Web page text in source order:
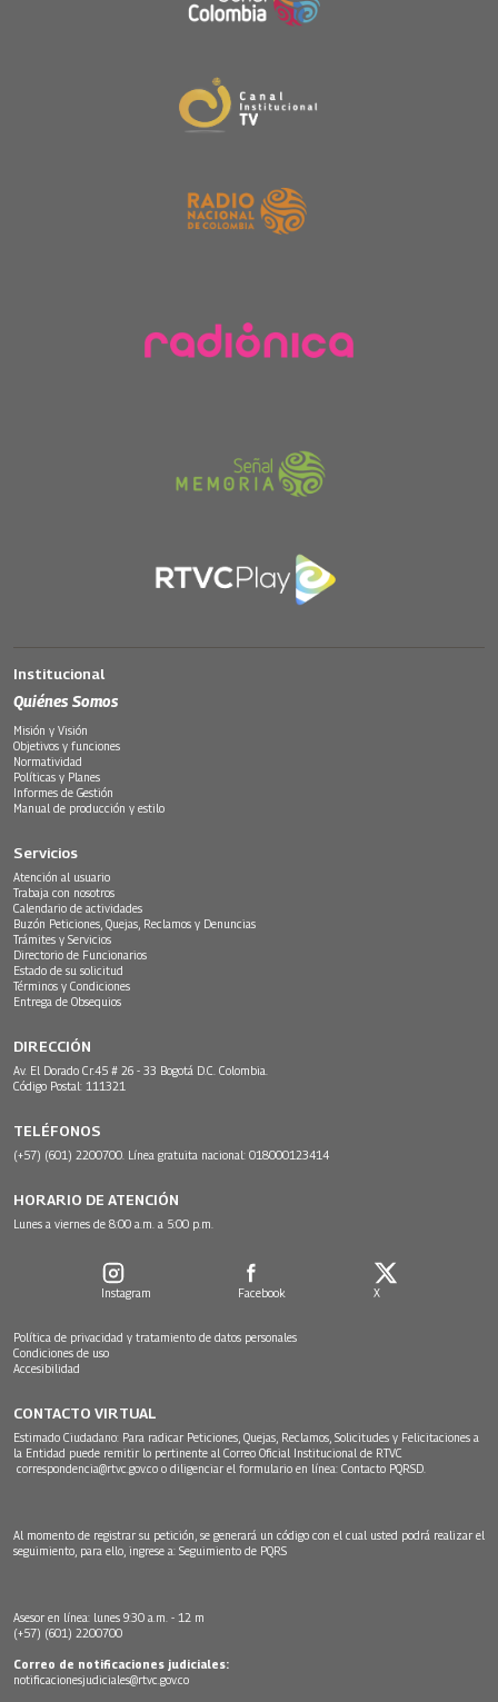
Institucional
Quiénes Somos
Misión y Visión
Objetivos y funciones
Normatividad
Políticas y Planes
Informes de Gestión
Manual de producción y estilo
Servicios
Atención al usuario
Trabaja con nosotros
Calendario de actividades
Buzón Peticiones, Quejas, Reclamos y Denuncias
Trámites y Servicios
Directorio de Funcionarios
Estado de su solicitud
Términos y Condiciones
Entrega de Obsequios
DIRECCIÓN
Av. El Dorado Cr.45 # 26 - 33 Bogotá D.C. Colombia.
Código Postal: 111321
TELÉFONOS
(+57) (601) 2200700. Línea gratuita nacional: 018000123414
HORARIO DE ATENCIÓN
Lunes a viernes de 8:00 a.m. a 5:00 p.m.
Instagram Facebook X
Política de privacidad y tratamiento de datos personales
Condiciones de uso
Accesibilidad
CONTACTO VIRTUAL
Estimado Ciudadano: Para radicar Peticiones, Quejas, Reclamos, Solicitudes y Felicitaciones a
la Entidad puede remitir lo pertinente al Correo Oficial Institucional de RTVC
correspondencia@rtvc.gov.co o diligenciar el formulario en línea: Contacto PQRSD.
Al momento de registrar su petición, se generará un código con el cual usted podrá realizar el
seguimiento, para ello, ingrese a: Seguimiento de PQRS
Asesor en línea: lunes 9:30 a.m. - 12 m
(+57) (601) 2200700
Correo de notificaciones judiciales:
notificacionesjudiciales@rtvc.gov.co